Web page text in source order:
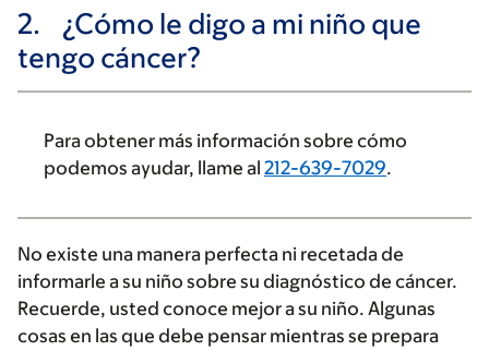
2.
¿Cómo le digo a mi niño que
tengo cáncer?
Para obtener más información sobre cómo
podemos ayudar, llame al 212-639-7029.
No existe una manera perfecta ni recetada de
informarle a su niño sobre su diagnóstico de cáncer.
Recuerde, usted conoce mejor a su niño. Algunas
cosas en las que debe pensar mientras se prepara